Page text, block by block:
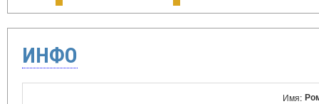
ИНФО
Имя: